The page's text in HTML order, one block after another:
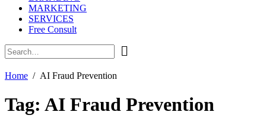
MARKETING
SERVICES
Free Consult
Home AI Fraud Prevention
Tag: AI Fraud Prevention